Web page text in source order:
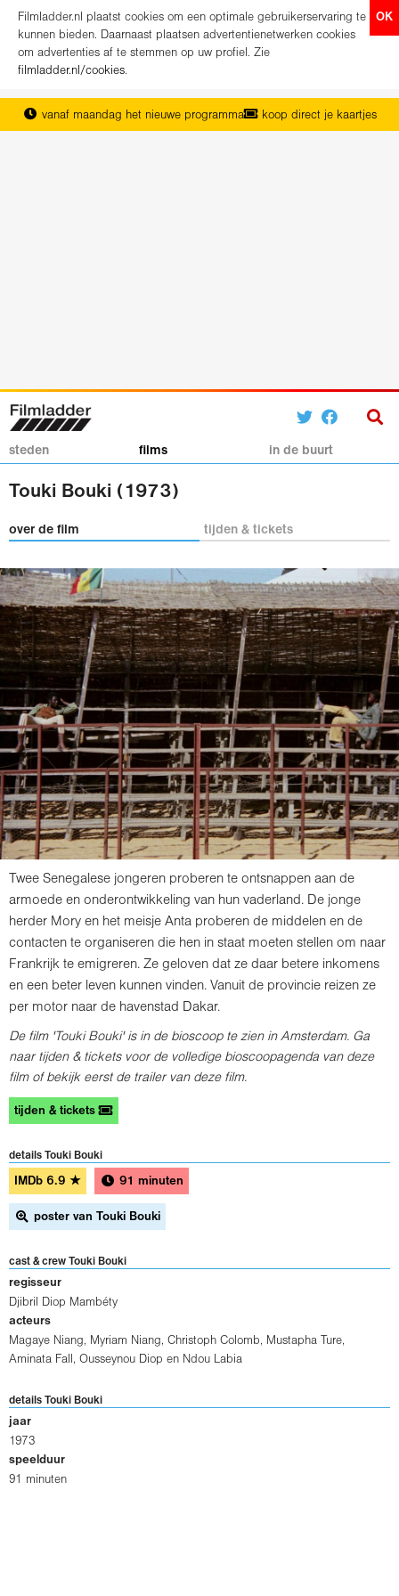
OK
Filmladder.nl plaatst cookies om een optimale gebruikerservaring te
kunnen bieden. Daarnaast plaatsen advertentienetwerken cookies
om advertenties af te stemmen op uw profiel. Zie
filmladder.nl/cookies.
vanaf maandag het nieuwe programma
koop direct je kaartjes
het complete overzicht van Nederland
steden films in de buurt
Touki Bouki (1973)
over de film tijden & tickets
Twee Senegalese jongeren proberen te ontsnappen aan de
armoede en onderontwikkeling van hun vaderland. De jonge
herder Mory en het meisje Anta proberen de middelen en de
contacten te organiseren die hen in staat moeten stellen om naar
Frankrijk te emigreren. Ze geloven dat ze daar betere inkomens
en een beter leven kunnen vinden. Vanuit de provincie reizen ze
per motor naar de havenstad Dakar.
De film 'Touki Bouki' is in de bioscoop te zien in Amsterdam. Ga
naar tijden & tickets voor de volledige bioscoopagenda van deze
film of bekijk eerst de trailer van deze film.
tijden & tickets
details Touki Bouki
IMDb 6.9 ★ 91 minuten
poster van Touki Bouki
cast & crew Touki Bouki
regisseur
Djibril Diop Mambéty
acteurs
Magaye Niang, Myriam Niang, Christoph Colomb, Mustapha Ture,
Aminata Fall , Ousseynou Diop en Ndou Labia
details Touki Bouki
jaar
1973
speelduur
91 minuten